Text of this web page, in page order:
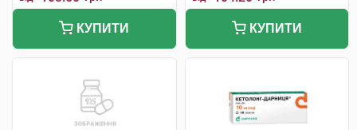
КУПИТИ КУПИТИ